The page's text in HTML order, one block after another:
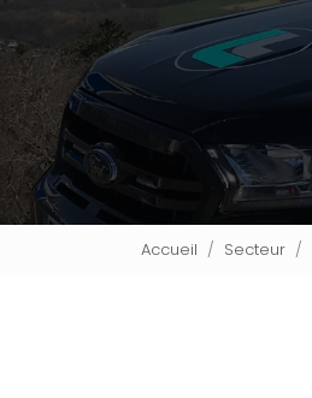
Accueil Secteur